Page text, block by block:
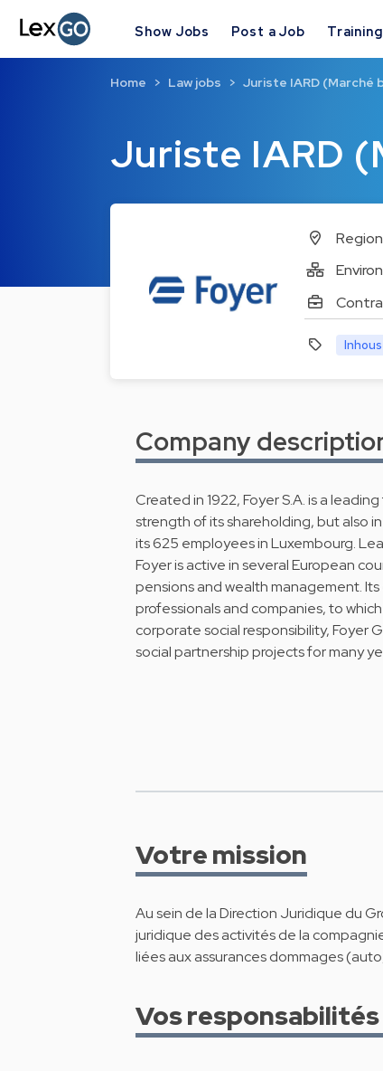
Show Jobs Post a Job
Juriste IARD
Home Law jobs Juriste IARD (Marché
Company
Created in 1922, Foyer S.A. is a
strength of its shareholding, but also
its 625 employees in Luxembourg.
Foyer is active in several European
pensions and wealth management.
professionals and companies, to
corporate social responsibility, Foyer
social partnership projects for many
Votre mission
Au sein de la Direction Juridique du
juridique des activités de la
liées aux assurances dommages
Vos responsabilités